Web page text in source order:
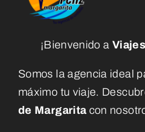
¡Bienvenido a
Somos la agencia ideal
máximo tu viaje.
de Margaritacon